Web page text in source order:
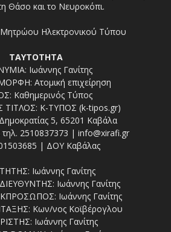
Θάσο και το Νευροκόπι.
ΤΑΥΤΟΤΗΤΑ
Ιωάννης Γανίτης
Ατομική επιχείρηση
Καθημερινός Τύπος
ΤΙΤΛΟΣ: Κ-ΤΥΠΟΣ (k-tipos.gr)
5, 65201 Καβάλα
2510837373 | info@xirafi.gr
| ΔΟΥ Καβάλας
Ιωάννης Γανίτης
Ιωάννης Γανίτης
Ιωάννης Γανίτης
Κων/νος Κοϊβέρογλου
Ιωάννης Γανίτης